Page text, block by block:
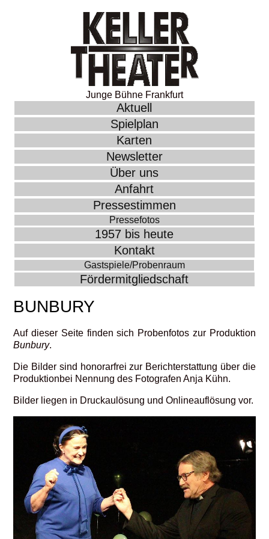
Junge Bühne Frankfurt
Aktuell
Spielplan
Karten
Newsletter
Über uns
Anfahrt
Pressestimmen
Pressefotos
1957 bis heute
Kontakt
Gastspiele/Probenraum
Fördermitgliedschaft
BUNBURY
Auf dieser Seite finden sich Probenfotos zur Produktion
Bunbury.
Die Bilder sind honorarfrei zur Berichterstattung über die
Produktionbei Nennung des Fotografen Anja Kühn.
Bilder liegen in Druckaulösung und Onlineauflösung vor.